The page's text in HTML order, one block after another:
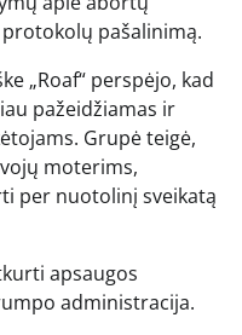
pašalinimą.
„Roaf“ perspėjo, kad
pažeidžiamas ir
Grupė teigė,
moterims,
per nuotolinį sveikatą
apsaugos
administracija.